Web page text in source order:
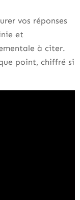
vos réponses
et
à citer.
point, chiffré si